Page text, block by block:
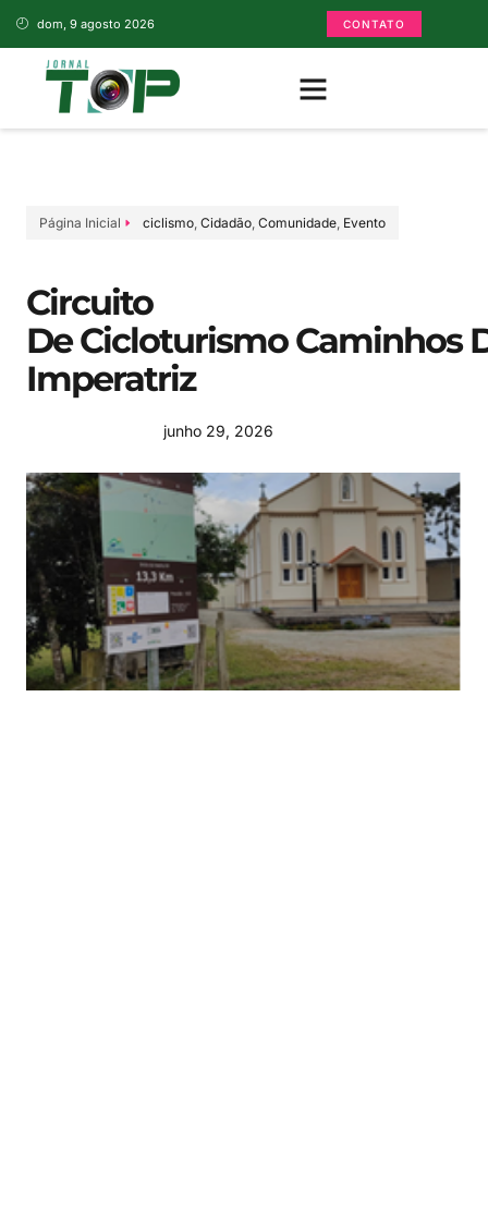
dom, 9 agosto 2026 CONTATO
Página Inicial ciclismo, Cidadão, Comunidade, Evento
Circuito
De Cicloturismo Caminhos
Imperatriz
junho 29, 2026